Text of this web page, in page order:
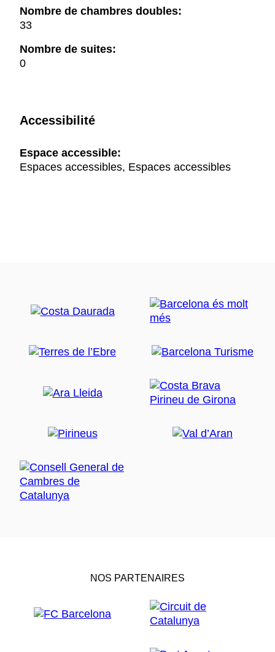
Nombre de chambres doubles:
33
Nombre de suites:
0
Accessibilité
Espace accessible:
Espaces accessibles, Espaces accessibles
NOS PARTENAIRES